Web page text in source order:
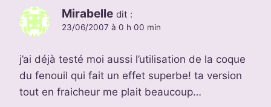
Mirabelle dit :
23/06/2007 à 0 h 00 min
j’ai déjà testé moi aussi l’utilisation de la coque
du fenouil qui fait un effet superbe! ta version
tout en fraicheur me plait beaucoup…